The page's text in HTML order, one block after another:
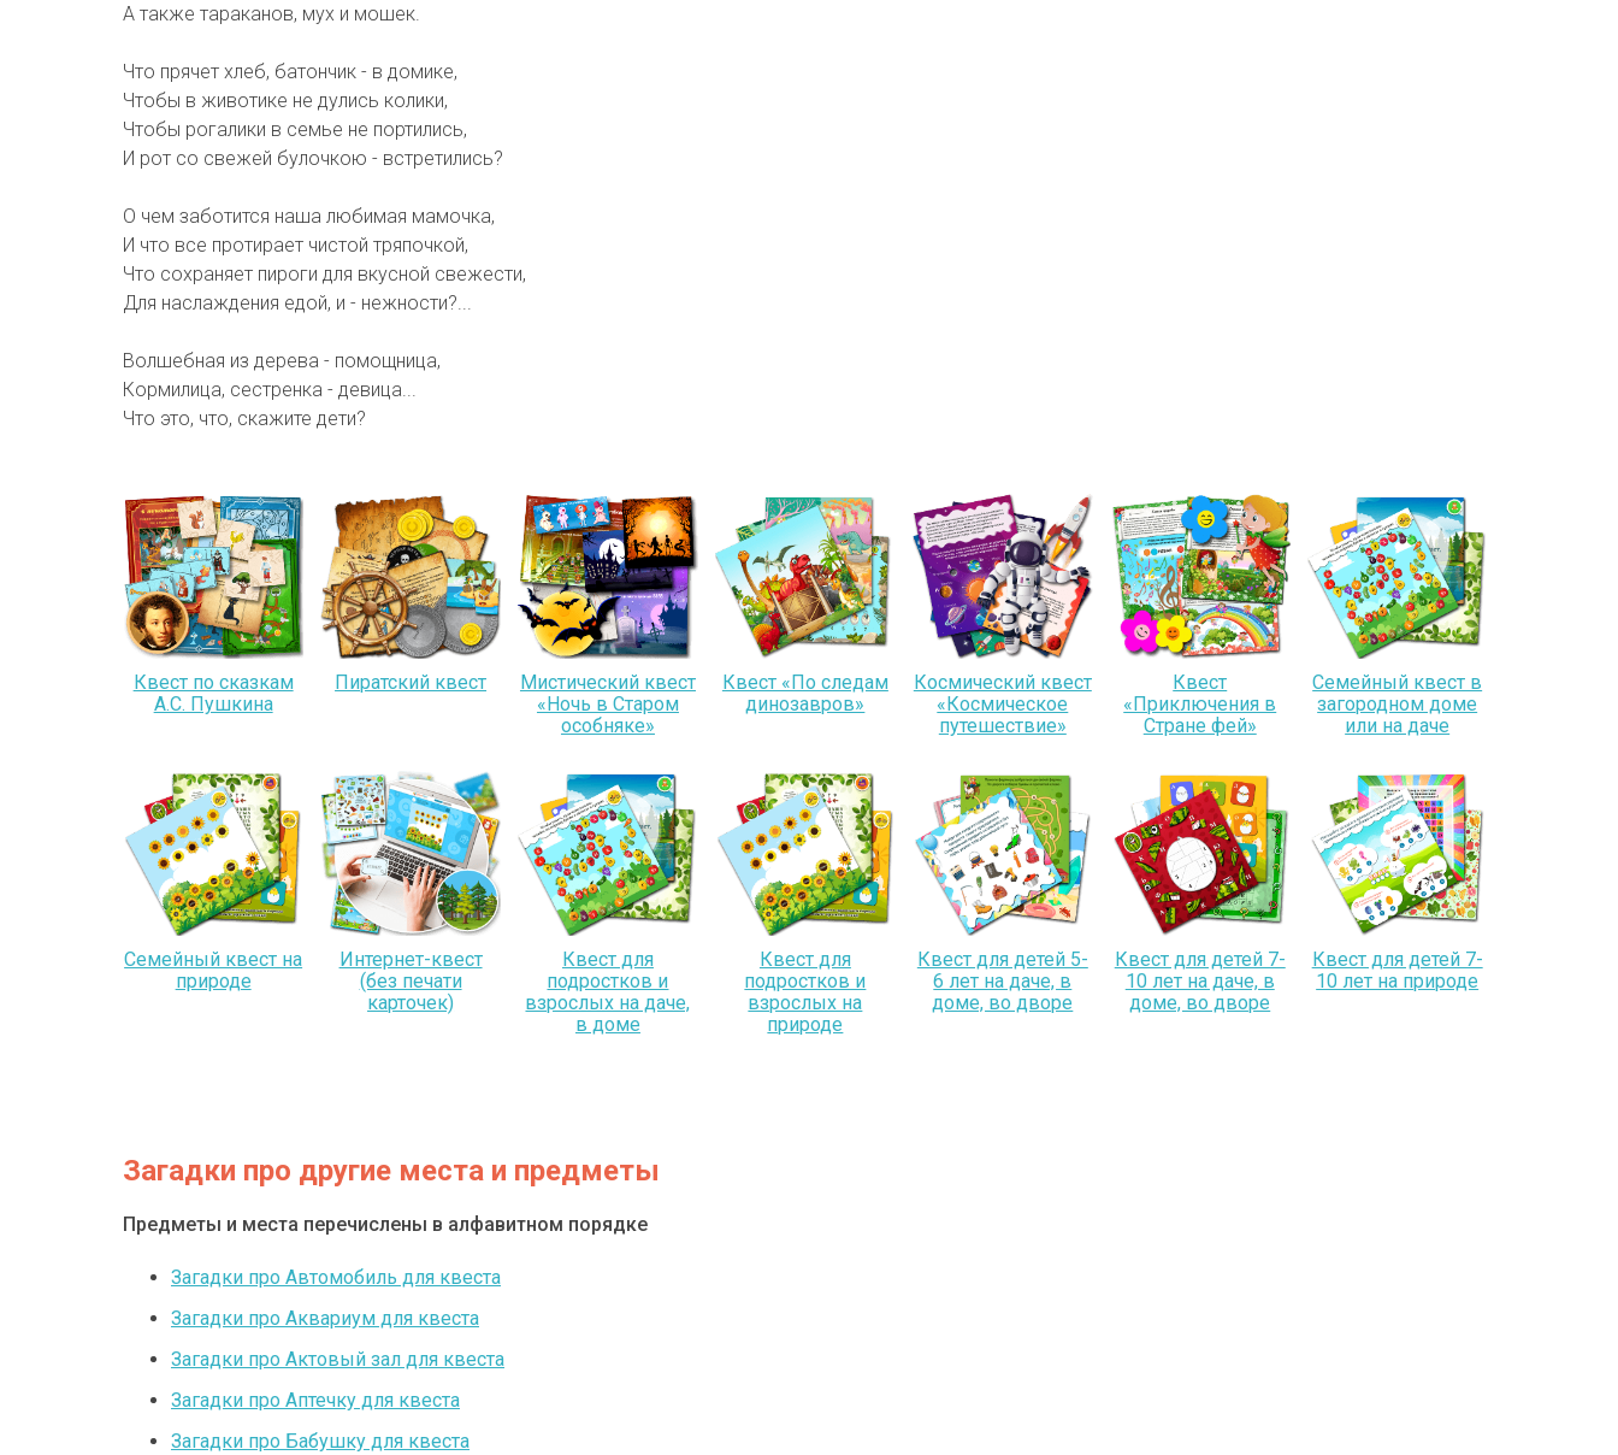
А также тараканов, мух и мошек.
Что прячет хлеб, батончик - в домике,
Чтобы в животике не дулись колики,
Чтобы рогалики в семье не портились,
И рот со свежей булочкою - встретились?
О чем заботится наша любимая мамочка,
И что все протирает чистой тряпочкой,
Что сохраняет пироги для вкусной свежести,
Для наслаждения едой, и - нежности?...
Волшебная из дерева - помощница,
Кормилица, сестренка - девица...
Что это, что, скажите дети?
Квест по сказкам
А.С. Пушкина
Пиратский квест
Мистический квест
«Ночь в Старом
особняке»
Квест «По следам
динозавров»
Космический квест
«Космическое
путешествие»
Квест
«Приключения в
Стране фей»
Семейный квест в
загородном доме
или на даче
Семейный квест на
природе
Интернет-квест
(без печати
карточек)
Квест для
подростков и
взрослых на даче,
в доме
Квест для
подростков и
взрослых на
природе
Квест для детей 5-
6 лет на даче, в
доме, во дворе
Квест для детей 7-
10 лет на даче, в
доме, во дворе
Квест для детей 7-
10 лет на природе
Загадки про другие места и предметы
Предметы и места перечислены в алфавитном порядке
Загадки про Автомобиль для квеста
Загадки про Аквариум для квеста
Загадки про Актовый зал для квеста
Загадки про Аптечку для квеста
Загадки про Бабушку для квеста